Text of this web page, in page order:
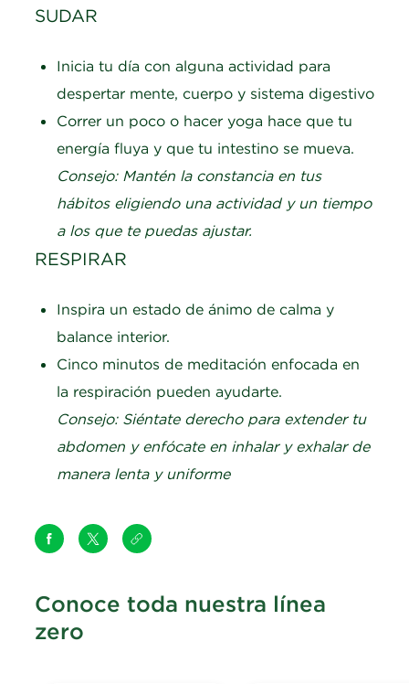
SUDAR
Inicia tu día con alguna actividad para
despertar mente, cuerpo y sistema digestivo
Correr un poco o hacer yoga hace que tu
energía fluya y que tu intestino se mueva.
Consejo: Mantén la constancia en tus
hábitos eligiendo una actividad y un tiempo
a los que te puedas ajustar.
RESPIRAR
Inspira un estado de ánimo de calma y
balance interior.
Cinco minutos de meditación enfocada en
la respiración pueden ayudarte.
Consejo: Siéntate derecho para extender tu
abdomen y enfócate en inhalar y exhalar de
manera lenta y uniforme
Conoce toda nuestra línea
zero